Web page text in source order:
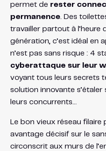
permet de rester
permanence. Des
travailler partout à l’heure
génération, c’est idéal en
n’est pas sans risque : 4
cyberattaque sur leur
voyant tous leurs secrets
solution innovante s’étaler
leurs concurrents…
Le bon vieux réseau
avantage décisif sur le
circonscrit aux murs de